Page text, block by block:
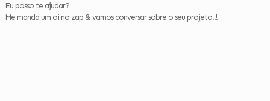
Eu posso te ajudar?
Me manda um oi no zap & vamos conversar sobre o seu projeto!!!